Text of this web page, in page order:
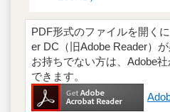
PDF形式のファイルを開く
er DC（旧Adobe Reader）が
お持ちでない方は、Adobe
できます。